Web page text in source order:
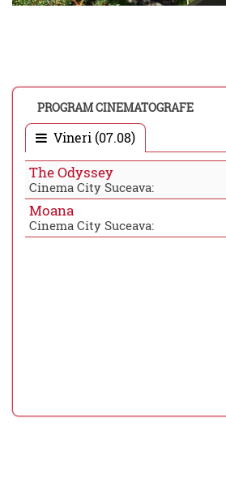
PROGRAM CINEMATOGRAFE
Vineri (07.08)
The Odyssey
Cinema City Suceava:
Moana
Cinema City Suceava: